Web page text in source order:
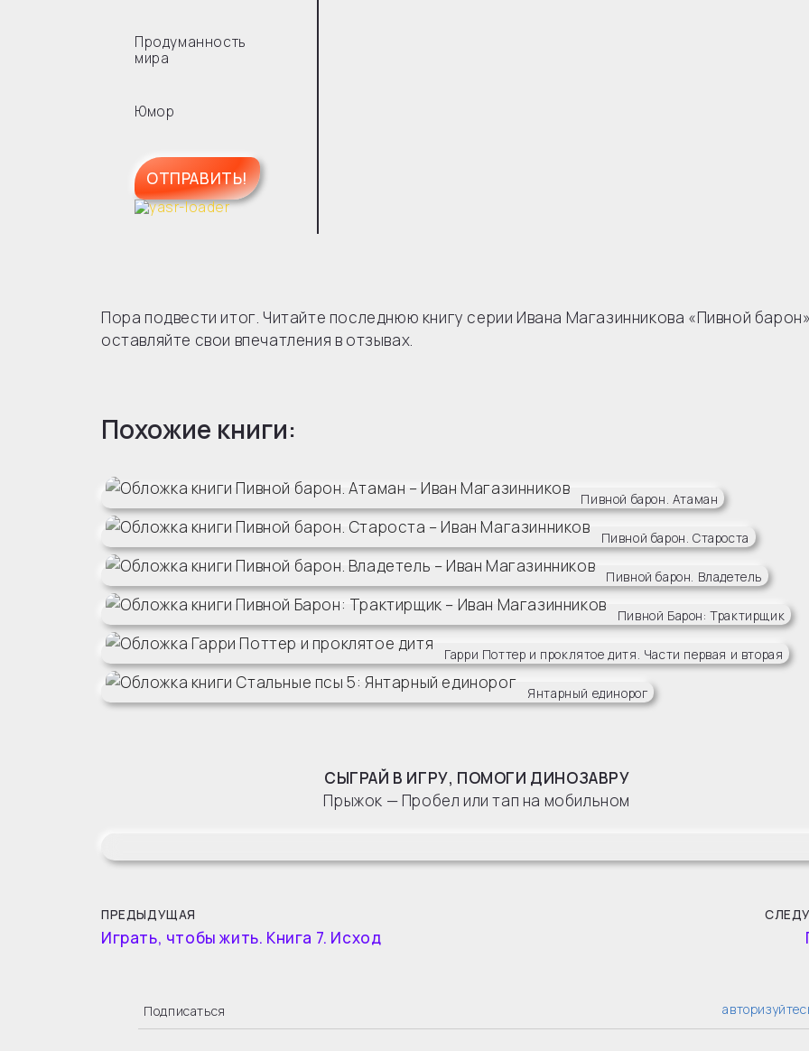
Продуманность
мира
Юмор
Пора подвести итог. Читайте последнюю книгу серии Ивана Магазинникова «Пивной
оставляйте свои впечатления в отзывах.
Похожие книги:
Пивной барон. Атаман
Пивной барон. Староста
Пивной барон. Владетель
Пивной Барон: Трактирщик
Гарри Поттер и проклятое дитя. Части первая и вторая
Янтарный единорог
СЫГРАЙ В ИГРУ, ПОМОГИ ДИНОЗАВРУ
Прыжок — Пробел или тап на мобильном
ПРЕДЫДУЩАЯ
Играть, чтобы жить. Книга 7. Исход
Подписаться